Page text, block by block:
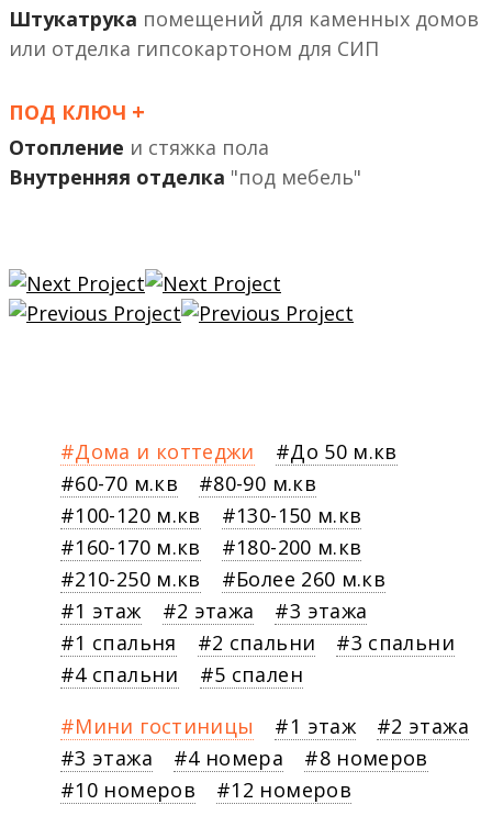
Штукатрука помещений
или отделка гипсокартоном
ПОД КЛЮЧ +
Отопление и стяжка пола
Внутренняя отделка "под мебель"
Дома и коттеджи
До 50 м.кв
60-70 м.кв
80-90 м.кв
100-120 м.кв
130-150 м.кв
160-170 м.кв
180-200 м.кв
210-250 м.кв
Более 260 м.кв
1 этаж
2 этажа
3 этажа
1 спальня
2 спальни
3 спальни
4 спальни
5 спален
Мини гостиницы
1 этаж
2 этажа
3 этажа
4 номера
8 номеров
10 номеров
12 номеров